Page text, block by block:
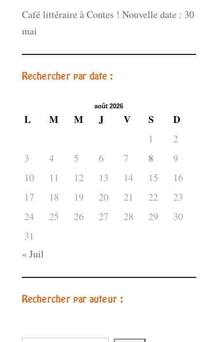
Café littéraire à Contes ! Nouvelle date : 30
mai
Rechercher par date :
août 2026
L M M J V S D
1
2
3
4 5 6 7 8
9
10
11 12 13 14 15
16
17
18 19 20 21 22
23
24
25 26 27 28 29
30
31
« Juil
Rechercher par auteur :